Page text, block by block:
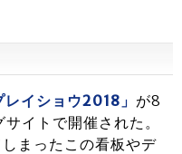
レイショウ2018」 が8
イトで開催された。
まったこの看板やデ